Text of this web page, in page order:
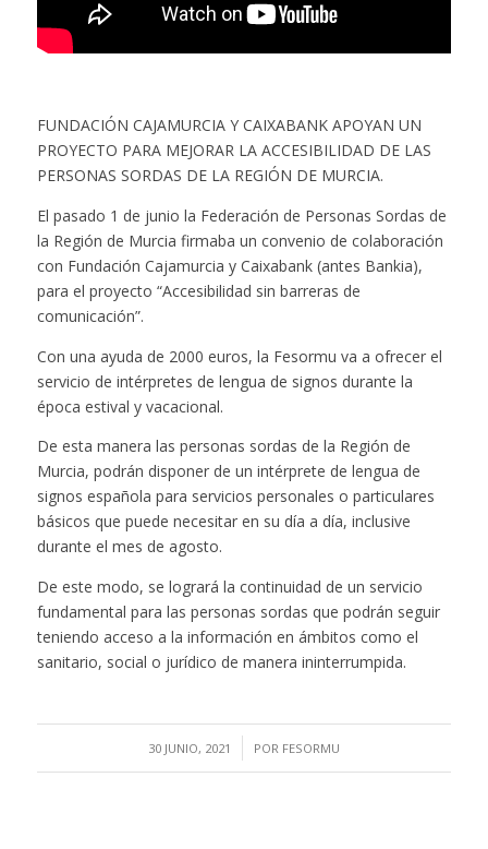
FUNDACIÓN CAJAMURCIA Y CAIXABANK APOYAN UN
PROYECTO PARA MEJORAR LA ACCESIBILIDAD DE LAS
PERSONAS SORDAS DE LA REGIÓN DE MURCIA.
El pasado 1 de junio la Federación de Personas Sordas de
la Región de Murcia firmaba un convenio de colaboración
con Fundación Cajamurcia y Caixabank (antes Bankia),
para el proyecto “Accesibilidad sin barreras de
comunicación”.
Con una ayuda de 2000 euros, la Fesormu va a ofrecer el
servicio de intérpretes de lengua de signos durante la
época estival y vacacional.
De esta manera las personas sordas de la Región de
Murcia, podrán disponer de un intérprete de lengua de
signos española para servicios personales o particulares
básicos que puede necesitar en su día a día, inclusive
durante el mes de agosto.
De este modo, se logrará la continuidad de un servicio
fundamental para las personas sordas que podrán seguir
teniendo acceso a la información en ámbitos como el
sanitario, social o jurídico de manera ininterrumpida.
30 JUNIO, 2021
/ POR FESORMU